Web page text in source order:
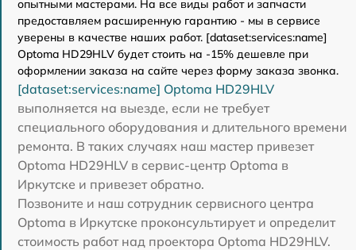
опытными мастерами. На все виды работ и запчасти
предоставляем расширенную гарантию - мы в сервисе
уверены в качестве наших работ. [dataset:services:name]
Optoma HD29HLV будет стоить на -15% дешевле при
оформлении заказа на сайте через форму заказа звонка.
[dataset:services:name] Optoma HD29HLV
выполняется на выезде, если не требует
специального оборудования и длительного времени
ремонта. В таких случаях наш мастер привезет
Optoma HD29HLV в сервис-центр Optoma в
Иркутске и привезет обратно.
Позвоните и наш сотрудник сервисного центра
Optoma в Иркутске проконсультирует и определит
стоимость работ над проектора Optoma HD29HLV.